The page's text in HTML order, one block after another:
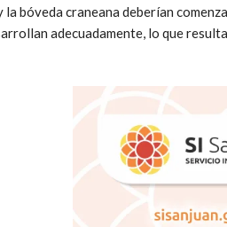
la bóveda craneana deberían
adecuadamente, lo que